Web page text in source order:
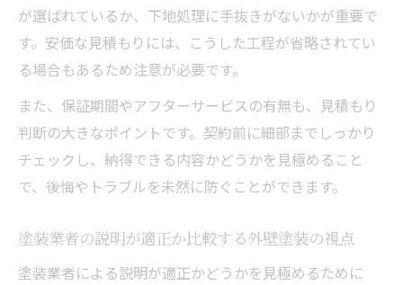
が選ばれているか、下地処理に手抜きがないかが重要で
す。安価な見積もりには、こうした工程が省略されてい
る場合もあるため注意が必要です。
また、保証期間やアフターサービスの有無も、見積もり
判断の大きなポイントです。契約前に細部までしっかり
チェックし、納得できる内容かどうかを見極めること
で、後悔やトラブルを未然に防ぐことができます。
塗装業者の説明が適正か比較する外壁塗装の視点
塗装業者による説明が適正かどうかを見極めるために